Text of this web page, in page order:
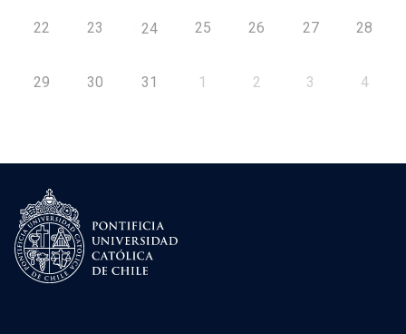
22 23 24 25 26 27 28
29 30 31 1 2 3 4